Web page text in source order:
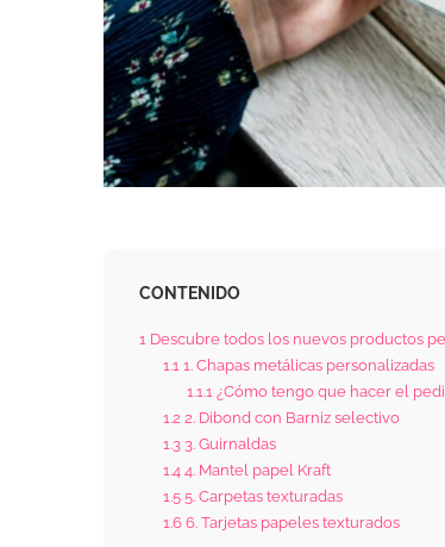
CONTENIDO
1 Descubre todos los nuevos productos
1.1 1. Chapas metálicas personalizadas
1.1.1 ¿Cómo tengo que hacer el
1.2 2. Dibond con Barniz selectivo
1.3 3. Guirnaldas
1.4 4. Mantel papel Kraft
1.55. Carpetas texturadas
1.66. Tarjetas papeles texturados